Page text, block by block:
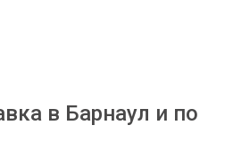
в Барнаул и по